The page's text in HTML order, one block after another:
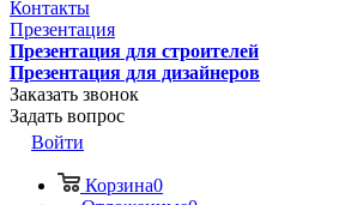
Контакты
Презентация
Презентация для строителей
Презентация для дизайнеров
Заказать звонок
Задать вопрос
Войти
Корзина0